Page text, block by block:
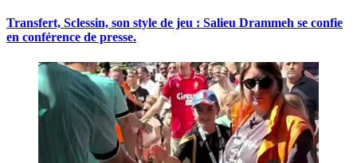
Transfert, Sclessin, son style de jeu : Salieu Drammeh se confie
en conférence de presse.